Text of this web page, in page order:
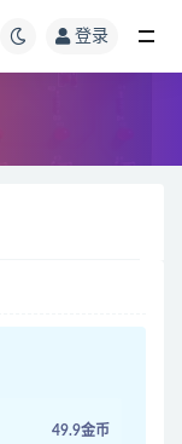
登录
49.9金币